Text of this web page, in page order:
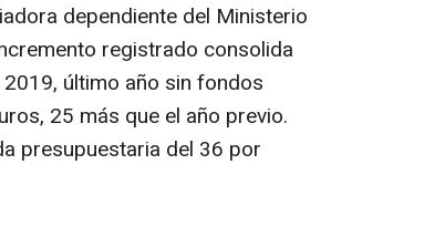
dependiente del Ministerio
registrado consolida
último año sin fondos
25 más que el año previo.
presupuestaria del 36 por